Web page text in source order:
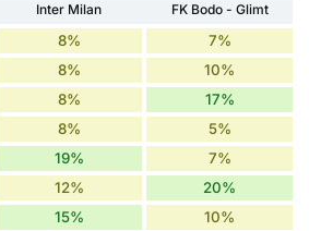
Inter Milan
FK Bodo - Glimt
8% 7%
8% 10%
8% 17%
8% 5%
19% 7%
12% 20%
15% 10%